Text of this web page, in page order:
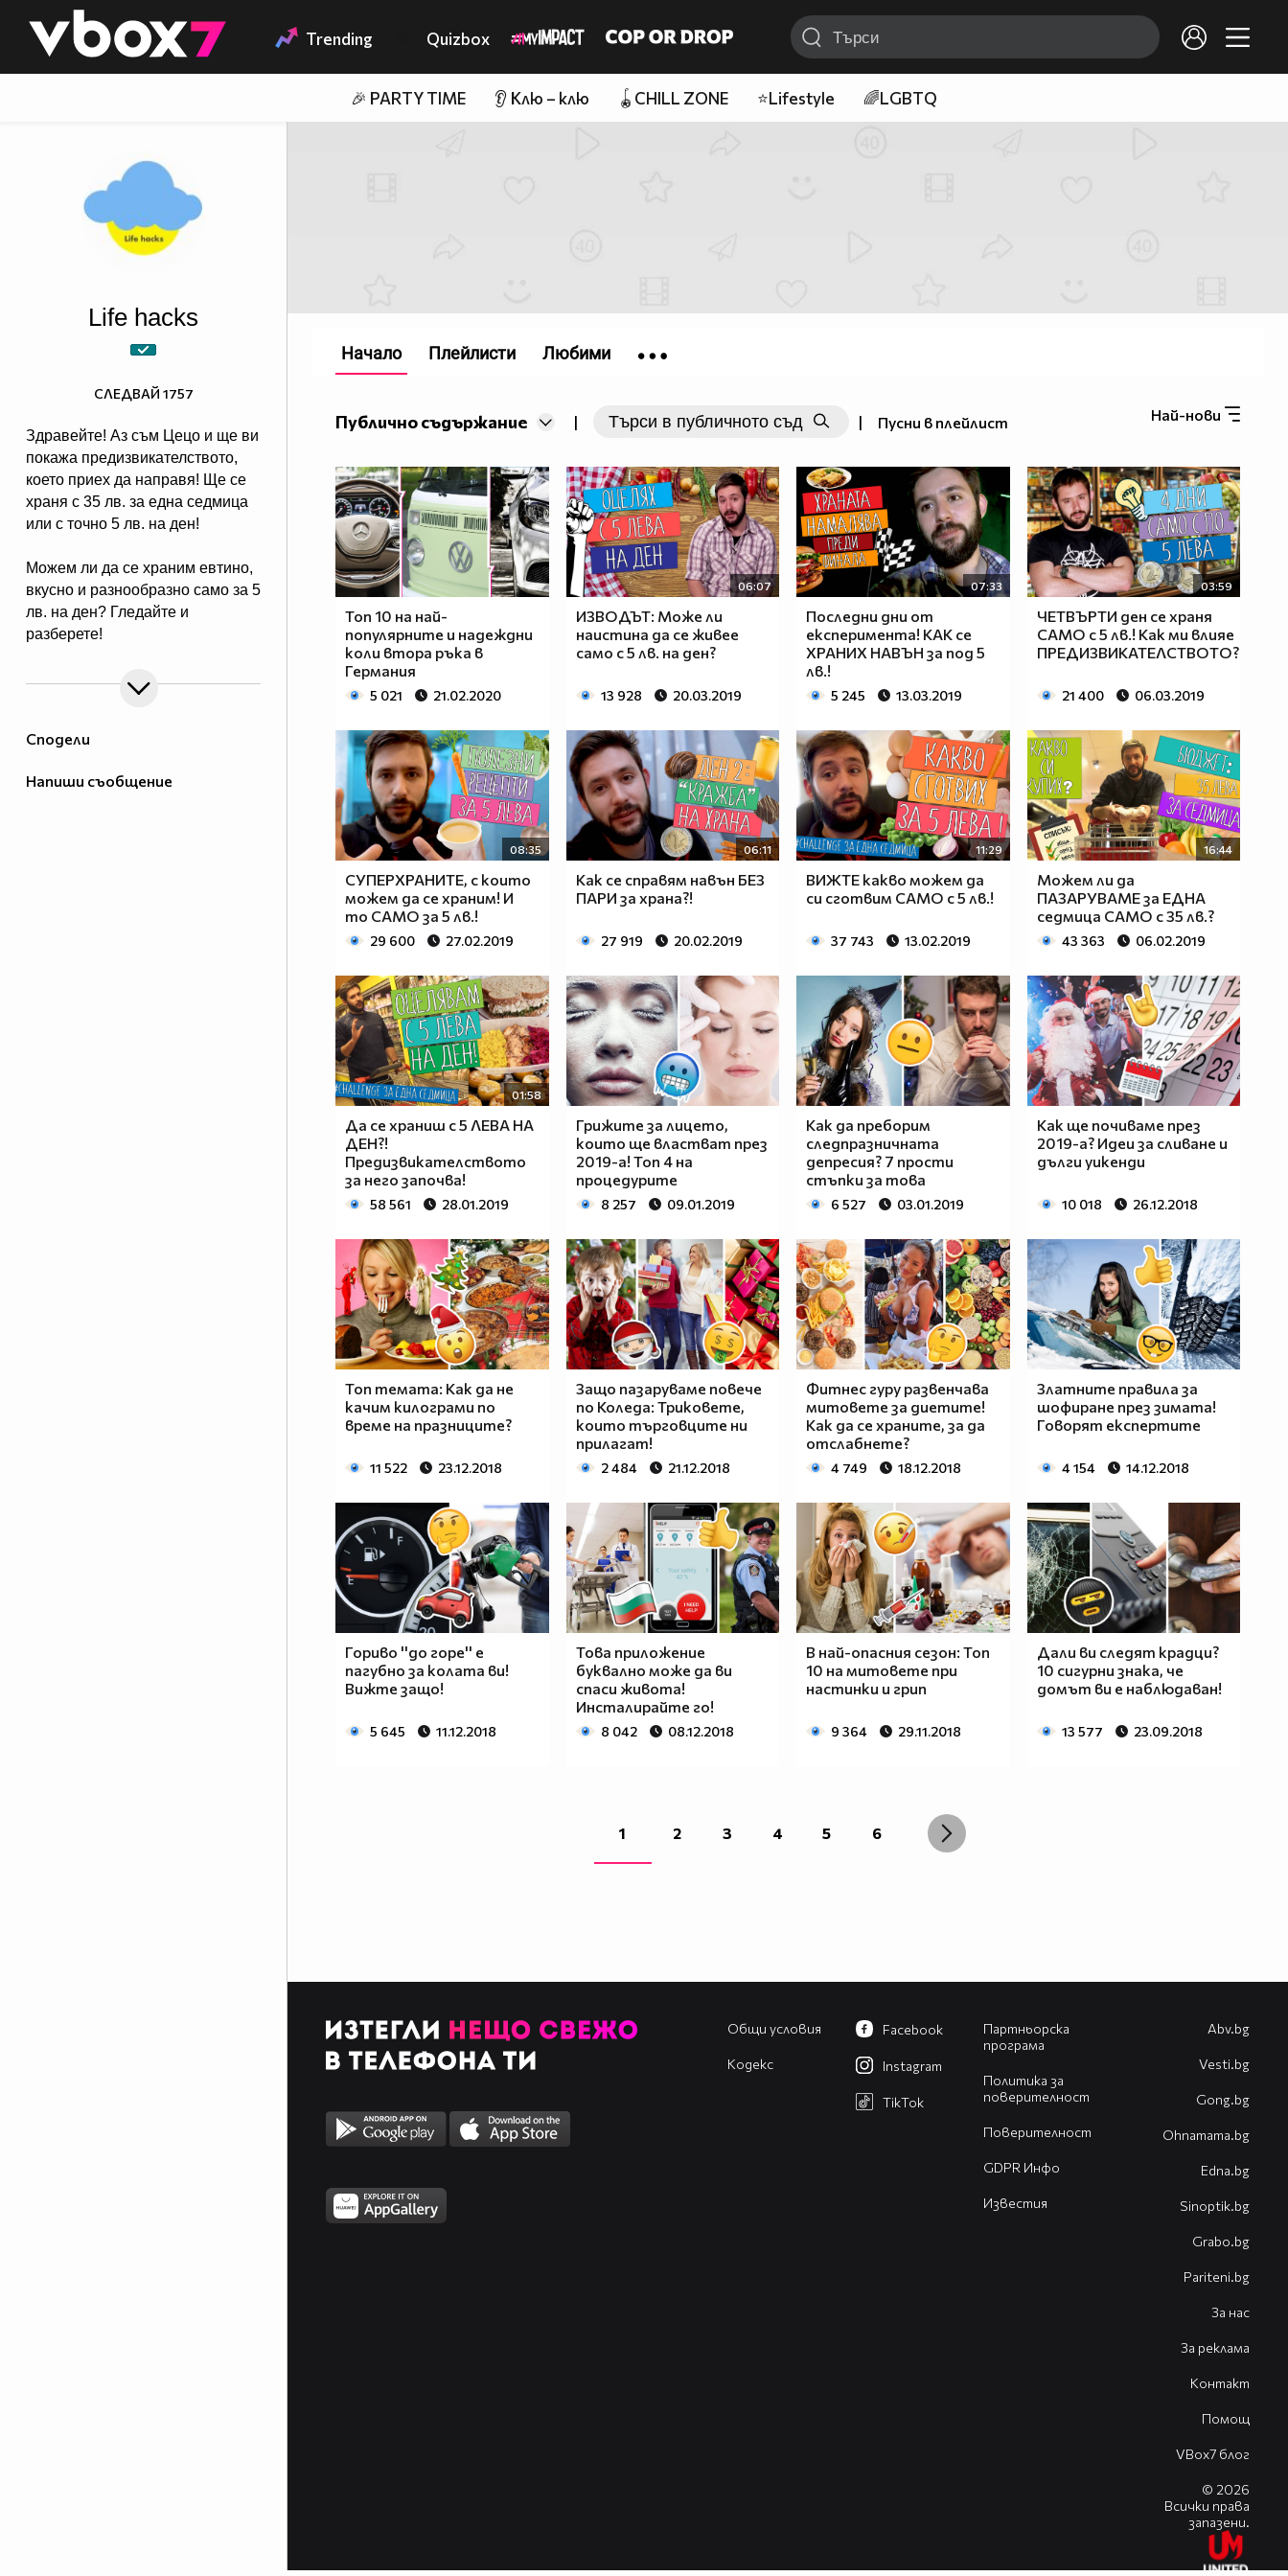
👾 Trending Quizbox
🎉 PARTY TIME 👂 Клю – клю 🪀CHILL ZONE ⭐Lifestyle 🌈LGBTQ
Сподели
Напиши съобщение
Life hacks
Здравейте! Аз съм Цецо и ще ви
покажа предизвикателството,
което приех да направя! Ще се
храня с 35 лв. за една седмица
или с точно 5 лв. на ден!
Можем ли да се храним евтино,
вкусно и разнообразно само за 5
лв. на ден? Гледайте и
разберете!
СЛЕДВАЙ 1757
Най-нови
Публично съдържание | | Пусни в плейлист
Топ 10 на най-
популярните и надеждни
коли втора ръка в
Германия
5 021 21.02.2020
06:07
ИЗВОДЪТ: Може ли
наистина да се живее
само с 5 лв. на ден?
13 928 20.03.2019
07:33
Последни дни от
експеримента! КАК се
ХРАНИХ НАВЪН за под 5
лв.!
5 245 13.03.2019
03:59
ЧЕТВЪРТИ ден се храня
САМО с 5 лв.! Как ми влияе
ПРЕДИЗВИКАТЕЛСТВОТО?
21 400 06.03.2019
08:35
СУПЕРХРАНИТЕ, с които
можем да се храним! И
то САМО за 5 лв.!
29 600 27.02.2019
06:11
Как се справям навън БЕЗ
ПАРИ за храна?!
27 919 20.02.2019
11:29
ВИЖТЕ какво можем да
си сготвим САМО с 5 лв.!
37 743 13.02.2019
16:44
Можем ли да
ПАЗАРУВАМЕ за ЕДНА
седмица САМО с 35 лв.?
43 363 06.02.2019
01:58
Да се храниш с 5 ЛЕВА НА
ДЕН?!
Предизвикателството
за него започва!
58 561 28.01.2019
Грижите за лицето,
които ще властват през
2019-а! Топ 4 на
процедурите
8 257 09.01.2019
Как да преборим
следпразничната
депресия? 7 прости
стъпки за това
6 527 03.01.2019
Как ще почиваме през
2019-а? Идеи за сливане и
дълги уикенди
10 018 26.12.2018
Топ темата: Как да не
качим килограми по
време на празниците?
11 522 23.12.2018
Защо пазаруваме повече
по Коледа: Триковете,
които търговците ни
прилагат!
2 484 21.12.2018
Фитнес гуру развенчава
митовете за диетите!
Как да се храните, за да
отслабнете?
4 749 18.12.2018
Златните правила за
шофиране през зимата!
Говорят експертите
4 154 14.12.2018
Гориво ''до горе'' е
пагубно за колата ви!
Вижте защо!
5 645 11.12.2018
Това приложение
буквално може да ви
спаси живота!
Инсталирайте го!
8 042 08.12.2018
В най-опасния сезон: Топ
10 на митовете при
настинки и грип
9 364 29.11.2018
Дали ви следят крадци?
10 сигурни знака, че
домът ви е наблюдаван!
13 577 23.09.2018
1 2 3 4 5 6
Начало Плейлисти Любими
Общи условия
Кодекс
Партньорска
програма
Политика за
поверителност
Поверителност
GDPR Инфо
Известия
Facebook
Instagram
TikTok
Abv.bg
Vesti.bg
Gong.bg
Оhnamama.bg
Edna.bg
Sinoptik.bg
Grabo.bg
Pariteni.bg
За нас
За реклама
Контакт
Помощ
VBox7 блог
© 2026
Всички права
запазени.